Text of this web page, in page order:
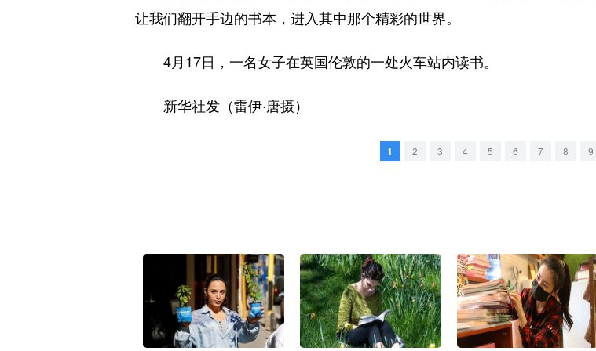
让我们翻开手边的书本，进入其中那个精彩的世界。
4月17日，一名女子在英国伦敦的一处火车站内读书。
新华社发（雷伊·唐摄）
1 2 3 4 5 6 7 8 9